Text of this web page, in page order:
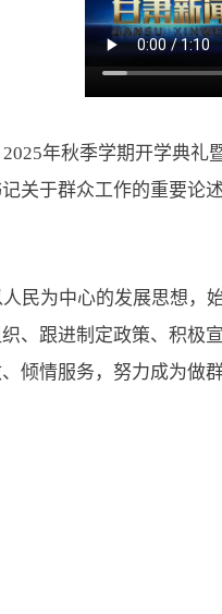
2025年秋季学期开学典礼
关于群众工作的重要论
民为中心的发展思想，
、跟进制定政策、积极
倾情服务，努力成为做